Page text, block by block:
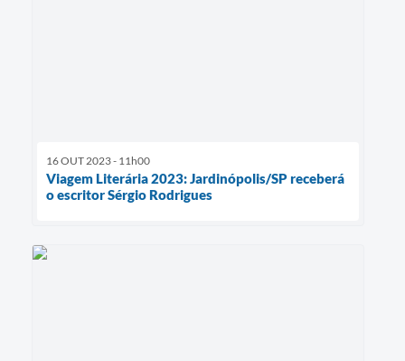
16 OUT 2023 - 11h00
Viagem Literária 2023: Jardinópolis/SP receberá
o escritor Sérgio Rodrigues